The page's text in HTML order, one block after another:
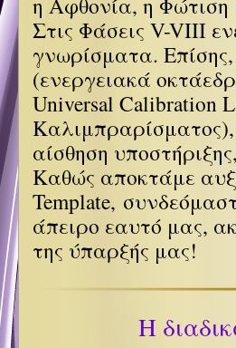
Στις Φάσεις V-VIII
γνωρίσματα.
(ενεργειακά
Universal Calibration
αίσθηση
Καθώς αποκτάμε
Template,
άπειρο εαυτό μας,
της ύπαρξής μας!
Η